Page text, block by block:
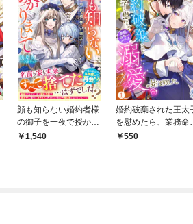
顔も知らない婚約者様
の御子を一夜で授かり
まして【電子限定SS付
1,540
婚約破棄された王太
を慰めたら、業務命令
のふりした溺愛が始ま
550